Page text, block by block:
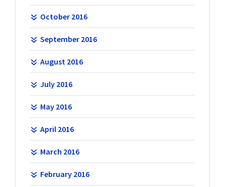
October 2016
September 2016
August 2016
July 2016
May 2016
April 2016
March 2016
February 2016